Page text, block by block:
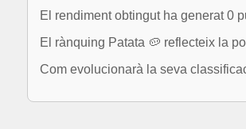
El rendiment obtingut ha generat 0
El rànquing Patata 🥔 reflecteix la
Com evolucionarà la seva